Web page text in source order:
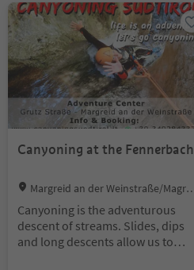
Canyoning at the Fennerbach
Location:
Margreid an der Weinstraße/Magrè
Road
Canyoning is the adventurous
descent of streams. Slides, dips
and long descents allow us to